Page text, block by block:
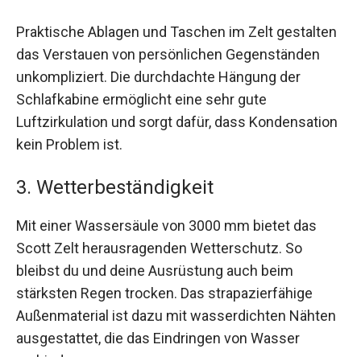
Praktische Ablagen und Taschen im Zelt gestalten
das Verstauen von persönlichen Gegenständen
unkompliziert. Die durchdachte Hängung der
Schlafkabine ermöglicht eine sehr gute
Luftzirkulation und sorgt dafür, dass Kondensation
kein Problem ist.
3. Wetterbeständigkeit
Mit einer Wassersäule von 3000 mm bietet das
Scott Zelt herausragenden Wetterschutz. So
bleibst du und deine Ausrüstung auch beim
stärksten Regen trocken. Das strapazierfähige
Außenmaterial ist dazu mit wasserdichten Nähten
ausgestattet, die das Eindringen von Wasser